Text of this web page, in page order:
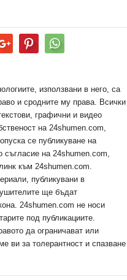
използвани в него, са
и сродните му права. Всички
графични и видео
на 24shumen.com,
се публикуване на
съгласие на 24shumen.com,
към 24shumen.com.
публикувани в
ще бъдат
24shumen.com не носи
под публикациите.
да ограничават или
ви за толерантност и спазване